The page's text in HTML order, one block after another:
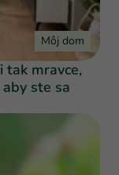
Môj dom
tak mravce,
ste sa